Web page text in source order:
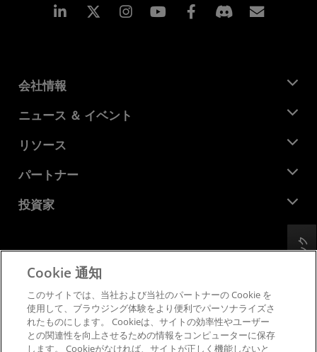
Linkedin Instagram Facebook
会社情報
AMD について
企業責任
キャリア
お問い合わせ
ニュース ＆ イベント
ニュースルーム
メディア ライブラリ
リソース
デベロッパー セントラル
ケース スタディ
パートナー
AMD パートナー ハブ
投資家
財務情報
取締役会
SEC 提出書類
プライバシー
商標
サプライ チェーンの透明性
公正でオープンな競争
フィードバック
Cookie 通知
このサイトでは、当社および当社のパートナーの Cookie を
使用して、ブラウジング体験をより便利でパーソナライズさ
れたものにします。 Cookieは、サイトの効率性やユーザー
との関連性を向上させるための情報をコンピューターに保存
します。 Cookieがなければ、サイトが正しく機能しないと